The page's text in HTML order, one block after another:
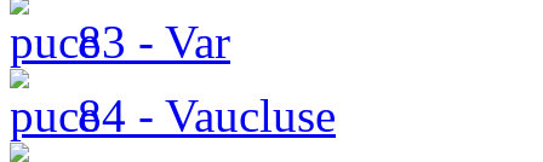
83 - Var
84 - Vaucluse